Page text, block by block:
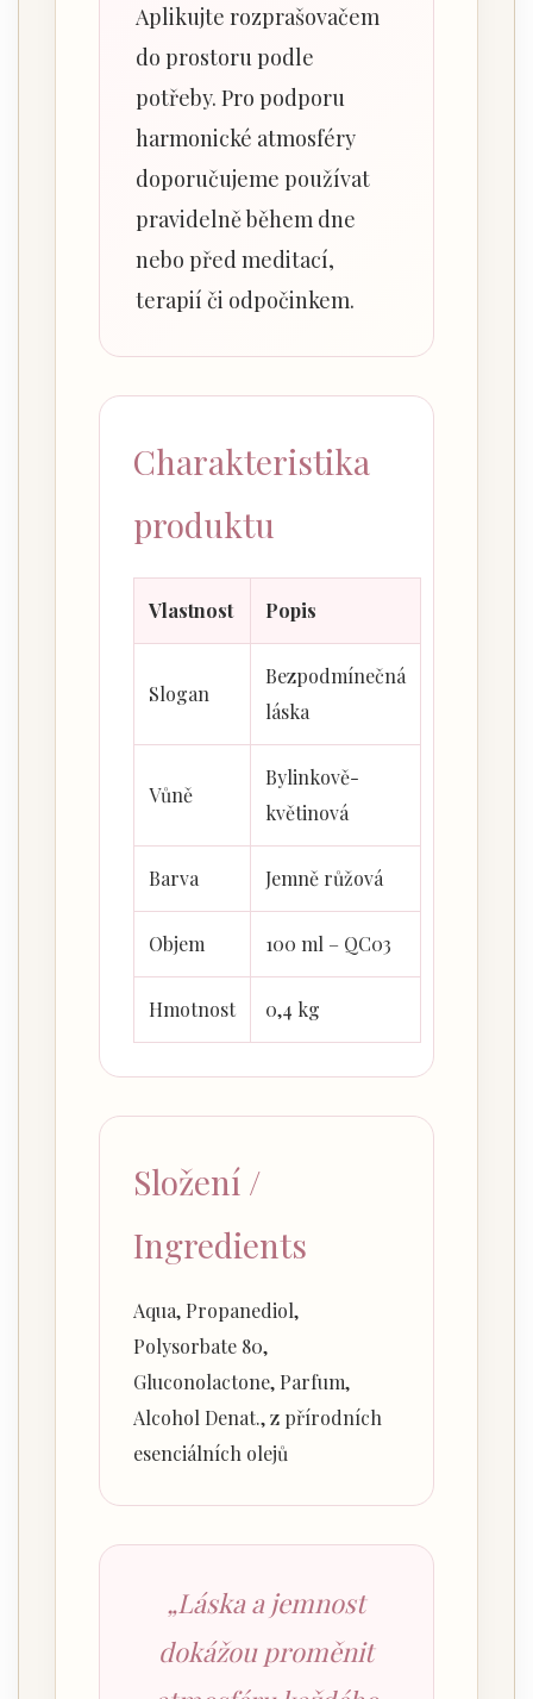
Aplikujte rozprašovačem
do prostoru podle
potřeby. Pro podporu
harmonické atmosféry
doporučujeme používat
pravidelně během dne
nebo před meditací,
terapií či odpočinkem.
Charakteristika
produktu
Vlastnost Popis
Slogan
Bezpodmínečná
láska
Vůně
Bylinkově-
květinová
Barva Jemně růžová
Objem 100 ml – QC03
Hmotnost 0,4 kg
Složení /
Ingredients
Aqua, Propanediol,
Polysorbate 80,
Gluconolactone, Parfum,
Alcohol Denat., z přírodních
esenciálních olejů
„Láska a jemnost
dokážou proměnit